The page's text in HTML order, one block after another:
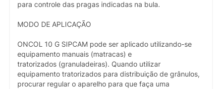
para controle das pragas indicadas na bula.
MODO DE APLICAÇÃO
ONCOL 10 G SIPCAM pode ser aplicado utilizando-se
equipamento manuais (matracas) e
tratorizados (granuladeiras). Quando utilizar
equipamento tratorizados para distribuição de grânulos,
procurar regular o aparelho para que faça uma